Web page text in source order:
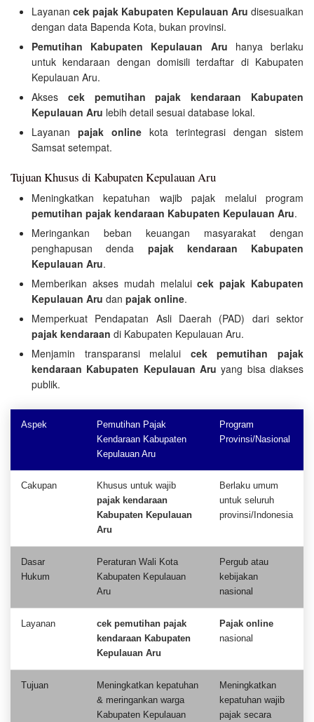
Layanan cek pajak Kabupaten Kepulauan Aru disesuaikan
dengan data Bapenda Kota, bukan provinsi.
Pemutihan Kabupaten Kepulauan Aru hanya berlaku
untuk kendaraan dengan domisili terdaftar di Kabupaten
Kepulauan Aru.
Akses cek pemutihan pajak kendaraan Kabupaten
Kepulauan Aru lebih detail sesuai database lokal.
Layanan pajak online kota terintegrasi dengan sistem
Samsat setempat.
Tujuan Khusus di Kabupaten Kepulauan Aru
Meningkatkan kepatuhan wajib pajak melalui program
pemutihan pajak kendaraan Kabupaten Kepulauan Aru.
Meringankan beban keuangan masyarakat dengan
penghapusan denda pajak kendaraan Kabupaten
Kepulauan Aru.
Memberikan akses mudah melaluicek pajak Kabupaten
Kepulauan Aru dan pajak online.
Memperkuat Pendapatan Asli Daerah (PAD) dari sektor
pajak kendaraan di Kabupaten Kepulauan Aru.
Menjamin transparansi melalui cek pemutihan pajak
kendaraan Kabupaten Kepulauan Aru yang bisa diakses
publik.
Aspek
Pemutihan Pajak
Kendaraan Kabupaten
Kepulauan Aru
Program
Provinsi/Nasional
Cakupan
Khusus untuk wajib
pajak kendaraan
Kabupaten Kepulauan
Aru
Berlaku umum
untuk seluruh
provinsi/Indonesia
Dasar
Hukum
Peraturan Wali Kota
Kabupaten Kepulauan
Aru
Pergub atau
kebijakan
nasional
Layanan
cek pemutihan pajak
kendaraan Kabupaten
Kepulauan Aru
Pajak online
nasional
Tujuan
Meningkatkan kepatuhan
& meringankan warga
Kabupaten Kepulauan
Meningkatkan
kepatuhan wajib
pajak secara